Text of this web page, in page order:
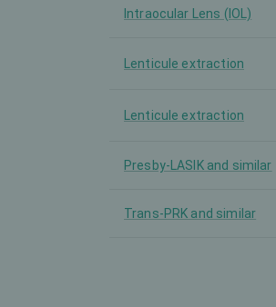
Intraocular Lens (IOL)
Lenticule extraction
Lenticule extraction
Presby-LASIK and similar
Trans-PRK and similar